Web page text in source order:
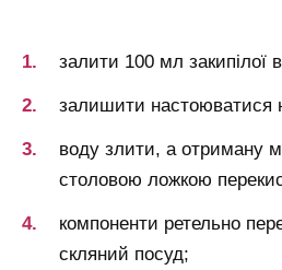
залити 100 мл закипілої
залишити настоюватися
воду злити, а отриману
столовою ложкою
компоненти ретельно
скляний посуд;